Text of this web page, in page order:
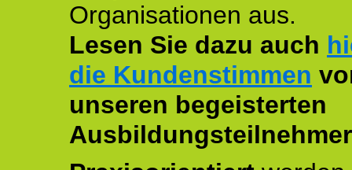
Organisationen aus.
Lesen Sie dazu auch
die Kundenstimmen
unseren begeisterten